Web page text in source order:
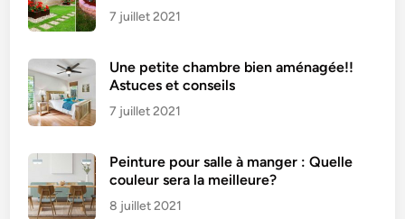
7 juillet 2021
Une petite chambre bien aménagée!!
Astuces et conseils
7 juillet 2021
Peinture pour salle à manger : Quelle
couleur sera la meilleure?
8 juillet 2021